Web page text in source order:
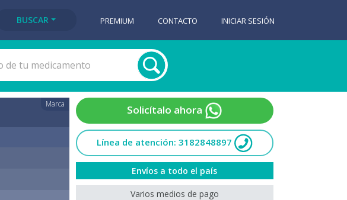
BUSCAR PREMIUM CONTACTO INICIAR SESIÓN
Marca Solicítalo ahora
Línea de atención: 3182848897
Envíos a todo el país
Varios medios de pago